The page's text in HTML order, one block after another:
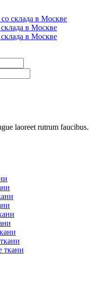
laoreet rutrum faucibus.
ткани